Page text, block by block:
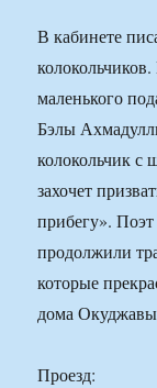
В кабинете
маленького
Бэлы
колокольчик с
захочет
прибегу». Поэт
продолжили
которые
дома
Проезд: